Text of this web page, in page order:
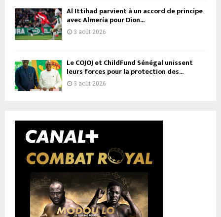
Al Ittihad parvient à un accord de principe
avec Almería pour Dion...
3 août 2026
Le COJOJ et ChildFund Sénégal unissent
leurs forces pour la protection des...
3 août 2026